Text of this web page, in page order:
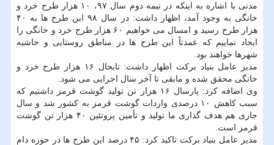
مدنی با اشاره به اینکه در نیمه دوم سال ۹۷، ۱۰ هزار طرح خرد و
خانگی به وجود آمد، اظهار داشت: در سال ۹۸ این طرح ها به ۴۰
هزار طرح رسید و امسال می خواهیم ۶۰ هزار طرح خرد و خانگی را
ایجاد نماییم که عمدتاً این طرح ها در مناطق روستایی و حاشیه
شهرها خواهند بود.
مدیر عامل بنیاد برکت اظهار داشت: تابحال ۱۶ هزار طرح خرد و
خانگی محقق شده و مابقی تا آخر سال اجرایی می شود.
وی اضافه کرد: پارسال ۱۶ هزار تن تولید گوشت قرمز داشتیم که
سبب کاهش ۱۰ درصدی واردات گوشت قرمز به کشور شد و سال
جاری هم هدف گذاری ما تولید و تأمین پروتئین ۴۰ هزار تن گوشت
قرمز است.
مدیر عامل بنیاد برکت تاکید کرد: ۴۵ درصد این طرح ها در حوزه دام